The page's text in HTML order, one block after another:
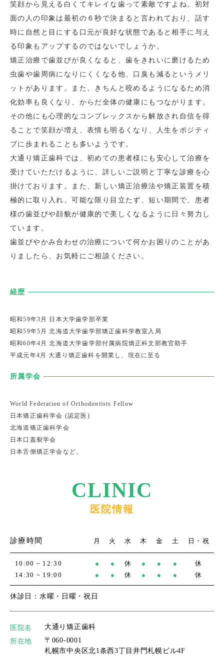
笑顔から見える白くてキレイな歯って素敵ですよね。初対
面の人の印象は最初の６秒で決まると言われており、話す
時に自然と目にする口元が良好な状態であると相手に与え
る印象もアップするのではないでしょうか。
矯正治療で歯並びが良くなると、歯をきれいに磨けるため
虫歯や歯周病になりにくくなる他、口臭も減るというメリ
ットがあります。また、きちんと咬めるようになるため消
化効率も良くなり、からだ全体の健康にもつながります。
その他にも心理的なコンプレックスから解放され自信を得
ることで笑顔が増え、表情も明るくなり、人生をポジティ
ブに歩まれることも多いようです。
大通り矯正歯科では、初めての患者様にも安心して治療を
受けていただけるように、詳しいご説明と丁寧な診療を心
掛けております。また、新しい矯正治療法や矯正装置を積
極的に取り入れ、可能な限り目立たず、短い期間で、患者
様の歯並びや顔貌が健康的で美しくなるように日々努力し
ています。
歯並びやかみ合わせの治療について何かお困りのことがあ
りましたら、お気軽にご相談ください。
経歴
昭和59年3月
日本大学歯学部卒業
昭和59年5月
北海道大学歯学部矯正歯科学教室入局
昭和60年4月
北海道大学歯学部付属病院矯正科文部教官助手
平成元年4月
大通り矯正歯科を開業し、現在に至る
所属学会
World Federation of Orthodontists Fellow
日本矯正歯科学会 (認定医)
北海道矯正歯科学会
日本口蓋裂学会
日本舌側矯正学会など。
CLINIC
医院情報
診療時間 月 火 水 木 金 土 日・祝
10:00 ~ 12:30 ● ● 休 ● ● ●
休
14:30 ~ 19:00
● ● 休 ● ● ● 休
休診日：水曜・日曜・祝日
医院名
大通り矯正歯科
所在地
〒060-0001
札幌市中央区北1条西3丁目井門札幌ビル4F